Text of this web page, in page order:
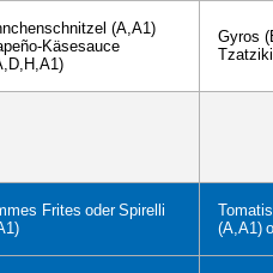
(A,A1)
Käsesauce
Gyros
Frites oder Spirelli
(A,A1)